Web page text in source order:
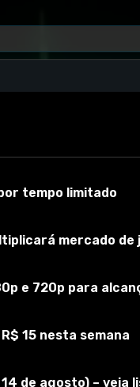
casamento
material Versão do mod:
tempo limitado
mercado
e 720p para
15 nesta semana
de agosto) – veja